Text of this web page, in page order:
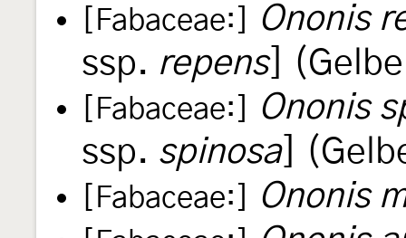
[Fabaceae:]
Ononis
ssp. repens]
[Fabaceae:]
Ononis
ssp. spinosa]
[Fabaceae:] Ononis